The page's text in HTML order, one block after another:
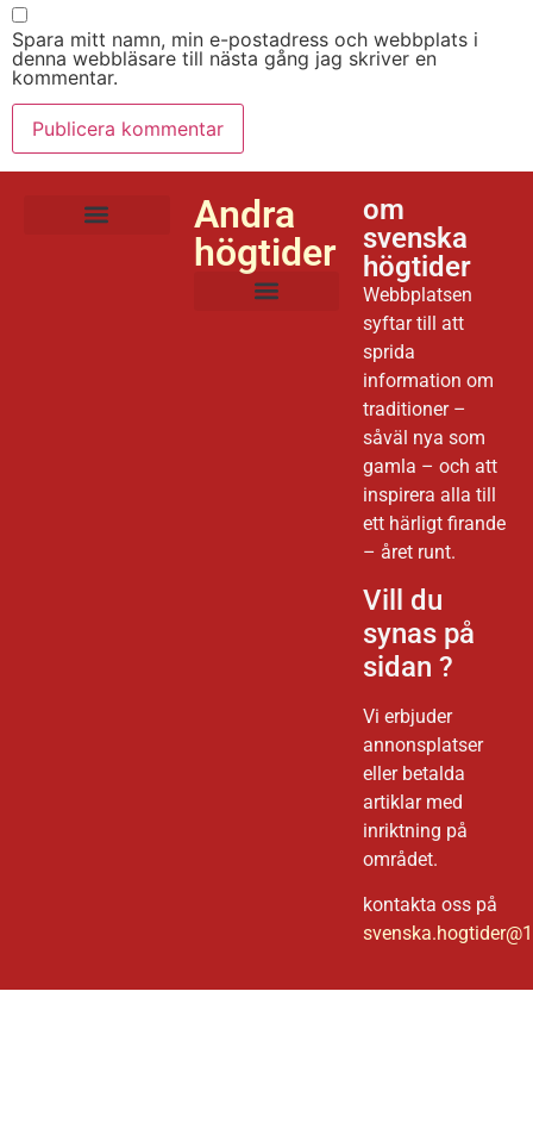
Spara mitt namn, min e-postadress och webbplats i
denna webbläsare till nästa gång jag skriver en
kommentar.
Andra
högtider
om
svenska
högtider
Webbplatsen
syftar till att
sprida
information om
traditioner –
såväl nya som
gamla – och att
inspirera alla till
ett härligt firande
– året runt.
Vill du
synas på
sidan ?
Vi erbjuder
annonsplatser
eller betalda
artiklar med
inriktning på
området.
kontakta oss på